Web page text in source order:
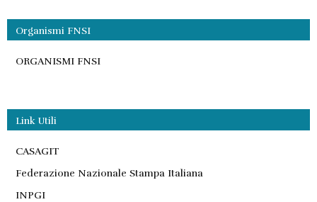
Organismi FNSI
ORGANISMI FNSI
Link Utili
CASAGIT
Federazione Nazionale Stampa Italiana
INPGI